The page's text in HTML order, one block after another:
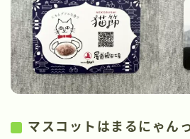
マスコットはまるにゃん